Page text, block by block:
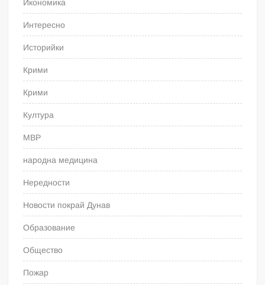
Икономика
Интересно
Историйки
Крими
Крими
Култура
МВР
народна медицина
Нередности
Новости покрай Дунав
Образование
Общество
Пожар